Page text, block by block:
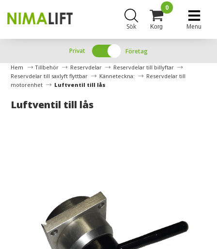
Sök Korg
0
Menu
Privat Företag
Hem Tillbehör Reservdelar
Reservdelar till billyftar
Reservdelar till saxlyft flyttbar
Känneteckna:
Reservdelar till
motorenhet
Luftventil till lås
Luftventil till lås